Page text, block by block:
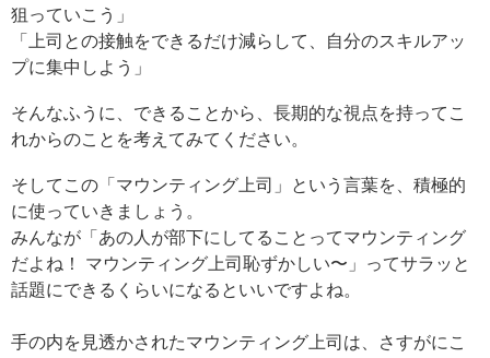
狙っていこう」
「上司との接触をできるだけ減らして、自分のスキルアッ
プに集中しよう」
そんなふうに、できることから、長期的な視点を持ってこ
れからのことを考えてみてください。
そしてこの「マウンティング上司」という言葉を、積極的
に使っていきましょう。
みんなが「あの人が部下にしてることってマウンティング
だよね！ マウンティング上司恥ずかしい〜」ってサラッと
話題にできるくらいになるといいですよね。
手の内を見透かされたマウンティング上司は、さすがにこ